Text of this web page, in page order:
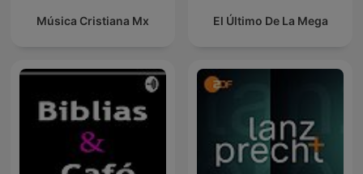
Música Cristiana Mx El Último De La Mega